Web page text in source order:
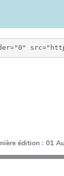
édition : 01